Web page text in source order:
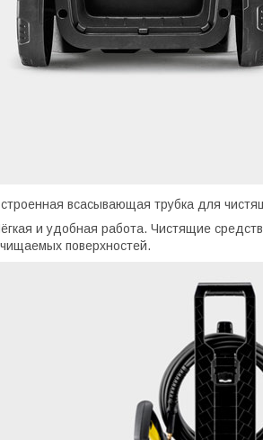
всасывающая трубка для
и удобная работа. Чистящие
поверхностей.